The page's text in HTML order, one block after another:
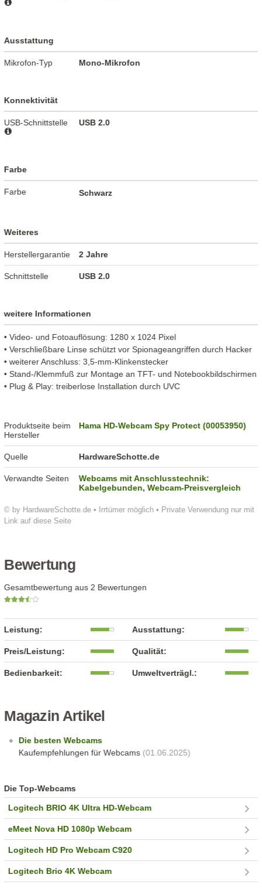
© by HardwareSchotte.de • Irrtümer möglich • Private Verwendung nur mit
Link auf diese Seite
Ausstattung
Mikrofon-Typ Mono-Mikrofon
Konnektivität
USB-Schnittstelle USB 2.0
Farbe
Farbe Schwarz
Weiteres
Herstellergarantie 2 Jahre
Schnittstelle USB 2.0
weitere Informationen
• Video- und Fotoauflösung: 1280 x 1024 Pixel
• Verschließbare Linse schützt vor Spionageangriffen durch Hacker
• weiterer Anschluss: 3,5-mm-Klinkenstecker
• Stand-/Klemmfuß zur Montage an TFT- und Notebookbildschirmen
• Plug & Play: treiberlose Installation durch UVC
Produktseite beim
Hersteller
Hama HD-Webcam Spy Protect (00053950)
Quelle HardwareSchotte.de
Verwandte Seiten
Webcams mit Anschlusstechnik:
Kabelgebunden,Webcam-Preisvergleich
Bewertung
Gesamtbewertung aus 2 Bewertungen
Leistung: Ausstattung:
Preis/Leistung: Qualität:
Bedienbarkeit: Umweltverträgl.:
Magazin Artikel
Die besten Webcams
Kaufempfehlungen für Webcams(01.06.2025)
Die Top-Webcams
Logitech BRIO 4K Ultra HD-Webcam
eMeet Nova HD 1080p Webcam
Logitech HD Pro Webcam C920
Logitech Brio 4K Webcam